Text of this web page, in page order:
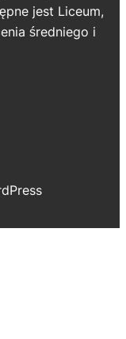
jest Liceum,
średniego i